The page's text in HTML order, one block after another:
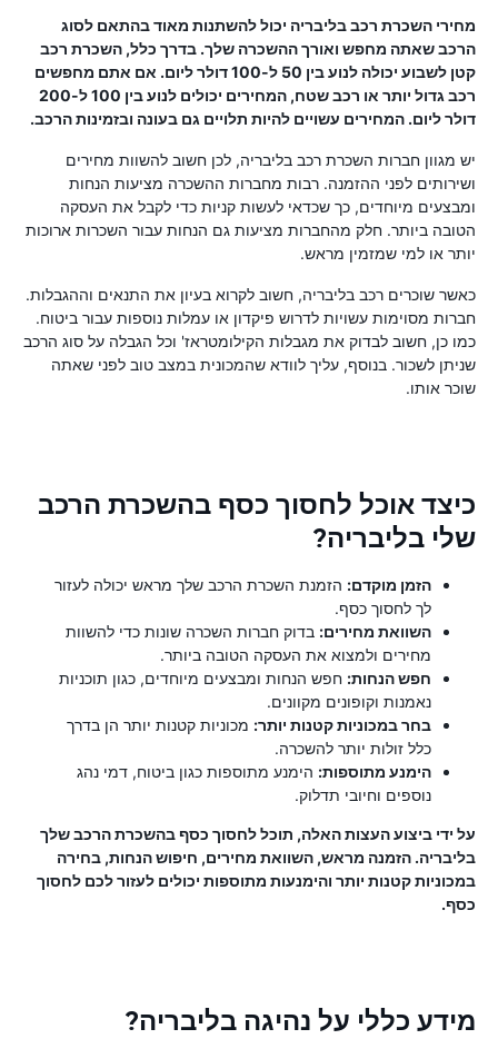
מחירי השכרת רכב בליבריה יכול להשתנות מאוד בהתאם לסוג
הרכב שאתה מחפש ואורך ההשכרה שלך. בדרך כלל, השכרת רכב
קטן לשבוע יכולה לנוע בין 50 ל-100 דולר ליום. אם אתם מחפשים
רכב גדול יותר או רכב שטח, המחירים יכולים לנוע בין 100 ל-200
דולר ליום. המחירים עשויים להיות תלויים גם בעונה ובזמינות הרכב.
יש מגוון חברות השכרת רכב בליבריה, לכן חשוב להשוות מחירים
ושירותים לפני ההזמנה. רבות מחברות ההשכרה מציעות הנחות
ומבצעים מיוחדים, כך שכדאי לעשות קניות כדי לקבל את העסקה
הטובה ביותר. חלק מהחברות מציעות גם הנחות עבור השכרות ארוכות
יותר או למי שמזמין מראש.
כאשר שוכרים רכב בליבריה, חשוב לקרוא בעיון את התנאים וההגבלות.
חברות מסוימות עשויות לדרוש פיקדון או עמלות נוספות עבור ביטוח.
כמו כן, חשוב לבדוק את מגבלות הקילומטראז' וכל הגבלה על סוג הרכב
שניתן לשכור. בנוסף, עליך לוודא שהמכונית במצב טוב לפני שאתה
שוכר אותו.
כיצד אוכל לחסוך כסף בהשכרת הרכב
שלי בליבריה?
הזמן מוקדם: הזמנת השכרת הרכב שלך מראש יכולה לעזור
לך לחסוך כסף.
השוואת מחירים: בדוק חברות השכרה שונות כדי להשוות
מחירים ולמצוא את העסקה הטובה ביותר.
חפש הנחות: חפש הנחות ומבצעים מיוחדים, כגון תוכניות
נאמנות וקופונים מקוונים.
בחר במכוניות קטנות יותר: מכוניות קטנות יותר הן בדרך
כלל זולות יותר להשכרה.
הימנע מתוספות: הימנע מתוספות כגון ביטוח, דמי נהג
נוספים וחיובי תדלוק.
על ידי ביצוע העצות האלה, תוכל לחסוך כסף בהשכרת הרכב שלך
בליבריה. הזמנה מראש, השוואת מחירים, חיפוש הנחות, בחירה
במכוניות קטנות יותר והימנעות מתוספות יכולים לעזור לכם לחסוך
כסף.
מידע כללי על נהיגה בליבריה?